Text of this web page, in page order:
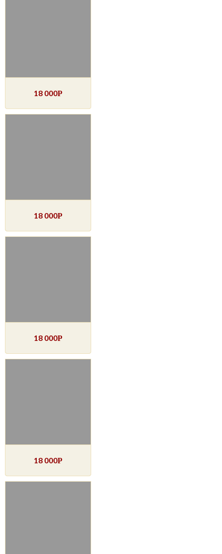
18 000Р
18 000Р
18 000Р
18 000Р